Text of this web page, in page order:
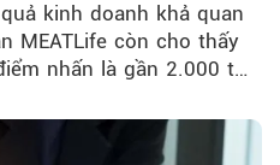
kinh doanh khả quan
MEATLife còn cho thấy
nhấn là gần 2.000 tỷ